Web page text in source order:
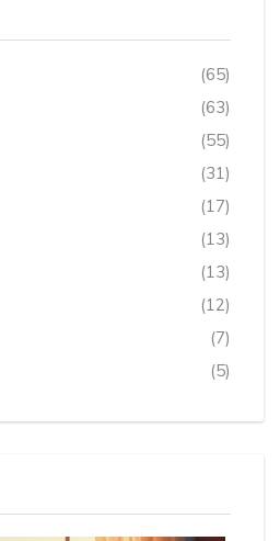
(65)
(63)
(55)
(31)
(17)
(13)
(13)
(12)
(7)
(5)